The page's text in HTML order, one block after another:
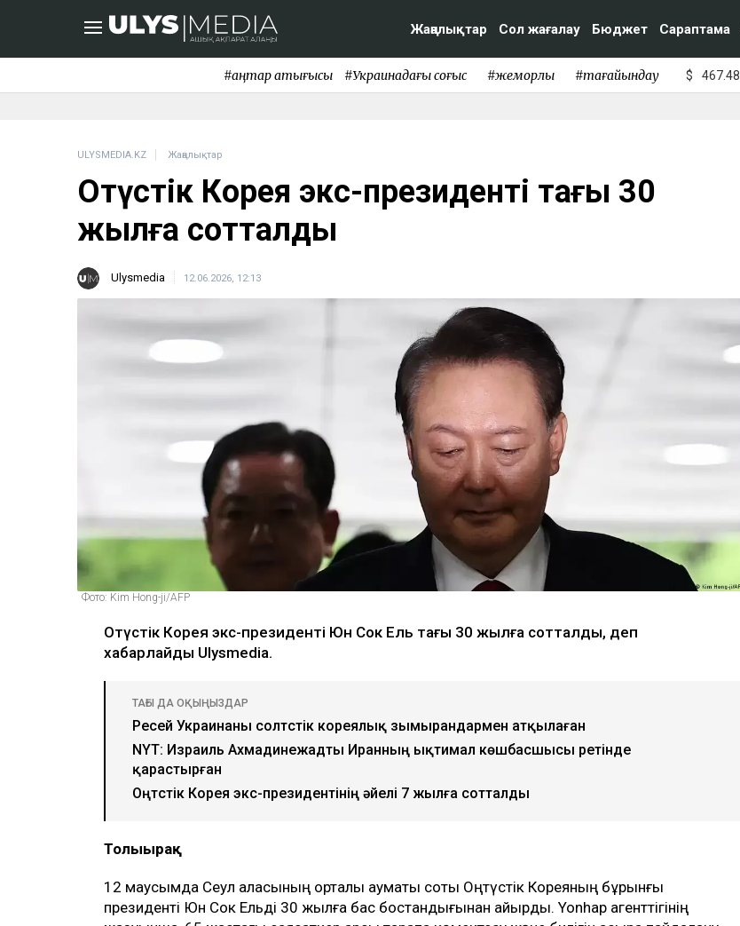
Жаңалықтар Сол жағалау Бюджет Сараптама
#қаңтар қақтығысы #Украинадағы соғыс #жемқорлық #тағайындау $ 467.48
ULYSMEDIA.KZ Жаңалықтар
Оңтүстік Корея экс-президенті тағы 30
жылға сотталды
Ulysmedia 12.06.2026, 12:13
Фото: Kim Hong-ji/AFP
Оңтүстік Корея экс-президенті Юн Сок Ель тағы 30 жылға сотталды, деп
хабарлайды Ulysmedia.
ТАҒЫ ДА ОҚЫҢЫЗДАР
Ресей Украинаны cолтүстік кореялық зымырандармен атқылаған
NYT: Израиль Ахмадинежадты Иранның ықтимал көшбасшысы ретінде
қарастырған
Оңтүстік Корея экс-президентінің әйелі 7 жылға сотталды
Толығырақ
12 маусымда Сеул қаласының орталық аумақтық соты Оңтүстік Кореяның бұрынғы
президенті Юн Сок Ельді 30 жылға бас бостандығынан айырды. Yonhap агенттігінің